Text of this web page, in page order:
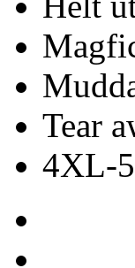
Tear
4XL-